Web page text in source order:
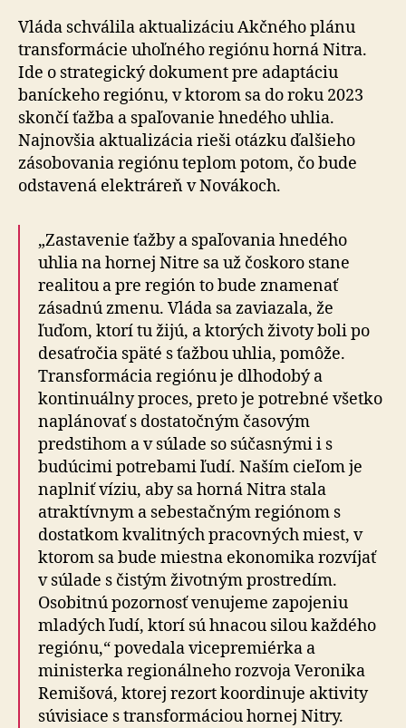
Vláda schválila aktualizáciu Akčného plánu
transformácie uhoľného regiónu horná Nitra.
Ide o strategický dokument pre adaptáciu
baníckeho regiónu, v ktorom sa do roku 2023
skončí ťažba a spaľovanie hnedého uhlia.
Najnovšia aktualizácia rieši otázku ďalšieho
zásobovania regiónu teplom potom, čo bude
odstavená elektráreň v Novákoch.
„Zastavenie ťažby a spaľovania hnedého
uhlia na hornej Nitre sa už čoskoro stane
realitou a pre región to bude znamenať
zásadnú zmenu. Vláda sa zaviazala, že
ľuďom, ktorí tu žijú, a ktorých životy boli po
desaťročia späté s ťažbou uhlia, pomôže.
Transformácia regiónu je dlhodobý a
kontinuálny proces, preto je potrebné všetko
naplánovať s dostatočným časovým
predstihom a v súlade so súčasnými i s
budúcimi potrebami ľudí. Naším cieľom je
naplniť víziu, aby sa horná Nitra stala
atraktívnym a sebestačným regiónom s
dostatkom kvalitných pracovných miest, v
ktorom sa bude miestna ekonomika rozvíjať
v súlade s čistým životným prostredím.
Osobitnú pozornosť venujeme zapojeniu
mladých ľudí, ktorí sú hnacou silou každého
regiónu,“ povedala vicepremiérka a
ministerka regionálneho rozvoja Veronika
Remišová, ktorej rezort koordinuje aktivity
súvisiace s transformáciou hornej Nitry.